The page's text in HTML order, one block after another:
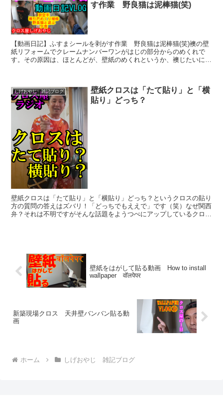
す作業 野良猫は泥棒猫(笑)
【動画日記】ふすまシールを剥がす作業 野良猫は泥棒猫(笑)襖の壁
紙リフォームでクレームナンバーワンがはじの部分からのめくれで
す。その原因は、ほとんどが、壁紙のめくれというか、襖じたいに貼
しげおやじ 雑記ブログ
壁紙クロスは「たて貼り」と「横
貼り」どっち？
壁紙クロスは「たて貼り」と「横貼り」どっち？というクロスの貼り
方の質問の答えはズバリ！「どっちでもええで」です（笑）なぜ関西
弁？それは不明ですがそんな話題をようつべにアップしているクロス
壁紙をはがして貼る動画 How to install
wallpaper वॉलपेपर
新築現場クロス 天井壁バンバン貼る動
画
ホーム しげおやじ 雑記ブログ